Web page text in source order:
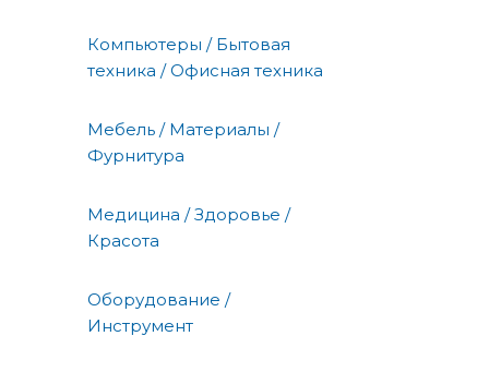
Компьютеры / Бытовая
техника / Офисная техника
Мебель / Материалы /
Фурнитура
Медицина / Здоровье /
Красота
Оборудование /
Инструмент